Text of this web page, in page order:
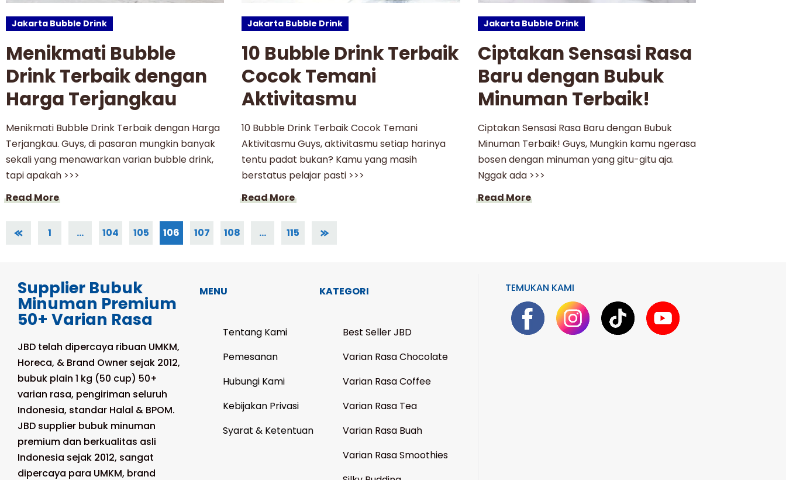
Jakarta Bubble Drink
Menikmati Bubble
Drink Terbaik dengan
Harga Terjangkau
Menikmati Bubble Drink Terbaik dengan Harga
Terjangkau. Guys, di pasaran mungkin banyak
sekali yang menawarkan varian bubble drink,
tapi apakah >>>
Read More
Jakarta Bubble Drink
10 Bubble Drink Terbaik
Cocok Temani
Aktivitasmu
10 Bubble Drink Terbaik Cocok Temani
Aktivitasmu Guys, aktivitasmu setiap harinya
tentu padat bukan? Kamu yang masih
berstatus pelajar pasti >>>
Read More
Jakarta Bubble Drink
Ciptakan Sensasi Rasa
Baru dengan Bubuk
Minuman Terbaik!
Ciptakan Sensasi Rasa Baru dengan Bubuk
Minuman Terbaik! Guys, Mungkin kamu ngerasa
bosen dengan minuman yang gitu-gitu aja.
Nggak ada >>>
Read More
1 … 104 105 106 107 108 … 115
Supplier Bubuk
Minuman Premium
50+ Varian Rasa
JBD telah dipercaya ribuan UMKM,
Horeca, & Brand Owner sejak 2012,
bubuk plain 1 kg (50 cup) 50+
varian rasa, pengiriman seluruh
Indonesia, standar Halal & BPOM.
JBD supplier bubuk minuman
premium dan berkualitas asli
Indonesia sejak 2012, sangat
dipercaya para UMKM, brand
MENU
Tentang Kami
Pemesanan
Hubungi Kami
Kebijakan Privasi
Syarat & Ketentuan
KATEGORI
Best Seller JBD
Varian Rasa Chocolate
Varian Rasa Coffee
Varian Rasa Tea
Varian Rasa Buah
Varian Rasa Smoothies
TEMUKAN KAMI